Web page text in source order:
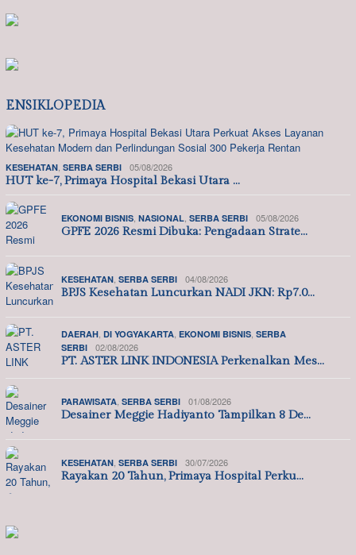
ENSIKLOPEDIA
KESEHATAN SERBA SERBI 05/08/2026
HUT ke-7, Primaya Hospital Bekasi Utara …
EKONOMI BISNIS NASIONAL SERBA SERBI 05/08/2026
GPFE 2026 Resmi Dibuka: Pengadaan Strate…
KESEHATAN SERBA SERBI 04/08/2026
BPJS Kesehatan Luncurkan NADI JKN: Rp7.0…
DAERAH DI YOGYAKARTA EKONOMI BISNIS SERBA
SERBI
02/08/2026
PT. ASTER LINK INDONESIA Perkenalkan Mes…
PARAWISATA SERBA SERBI 01/08/2026
Desainer Meggie Hadiyanto Tampilkan 8 De…
KESEHATAN SERBA SERBI 30/07/2026
Rayakan 20 Tahun, Primaya Hospital Perku…